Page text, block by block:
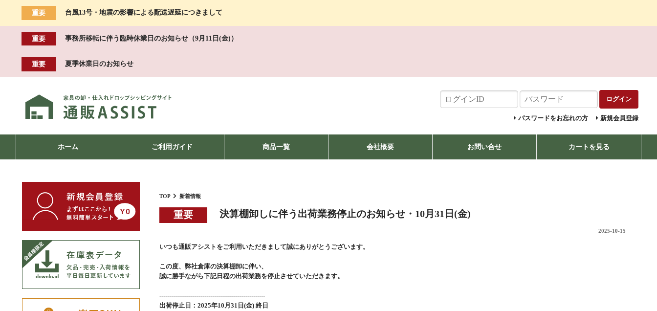
重要 台風13号・地震の影響による配送遅延につきまして
重要 事務所移転に伴う臨時休業日のお知らせ（9月11日(金)）
重要 夏季休業日のお知らせ
ログイン
パスワードをお忘れの方 新規会員登録
ホーム ご利用ガイド 商品一覧 会社概要 お問い合せ カートを見る
TOP 新着情報
重要 決算棚卸しに伴う出荷業務停止のお知らせ・10月31日(金)
2025-10-15
いつも通販アシストをご利用いただきまして誠にありがとうございます。
この度、弊社倉庫の決算棚卸に伴い、
誠に勝手ながら下記日程の出荷業務を停止させていただきます。
------------------------------------------------------
出荷停止日：2025年10月31日(金) 終日